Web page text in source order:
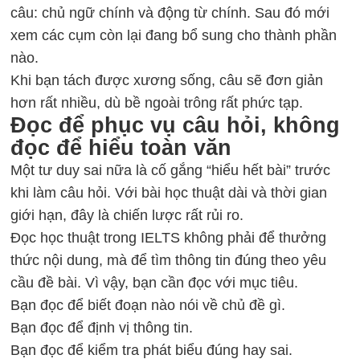
câu: chủ ngữ chính và động từ chính. Sau đó mới
xem các cụm còn lại đang bổ sung cho thành phần
nào.
Khi bạn tách được xương sống, câu sẽ đơn giản
hơn rất nhiều, dù bề ngoài trông rất phức tạp.
Đọc để phục vụ câu hỏi, không
đọc để hiểu toàn văn
Một tư duy sai nữa là cố gắng “hiểu hết bài” trước
khi làm câu hỏi. Với bài học thuật dài và thời gian
giới hạn, đây là chiến lược rất rủi ro.
Đọc học thuật trong IELTS không phải để thưởng
thức nội dung, mà để tìm thông tin đúng theo yêu
cầu đề bài. Vì vậy, bạn cần đọc với mục tiêu.
Bạn đọc để biết đoạn nào nói về chủ đề gì.
Bạn đọc để định vị thông tin.
Bạn đọc để kiểm tra phát biểu đúng hay sai.